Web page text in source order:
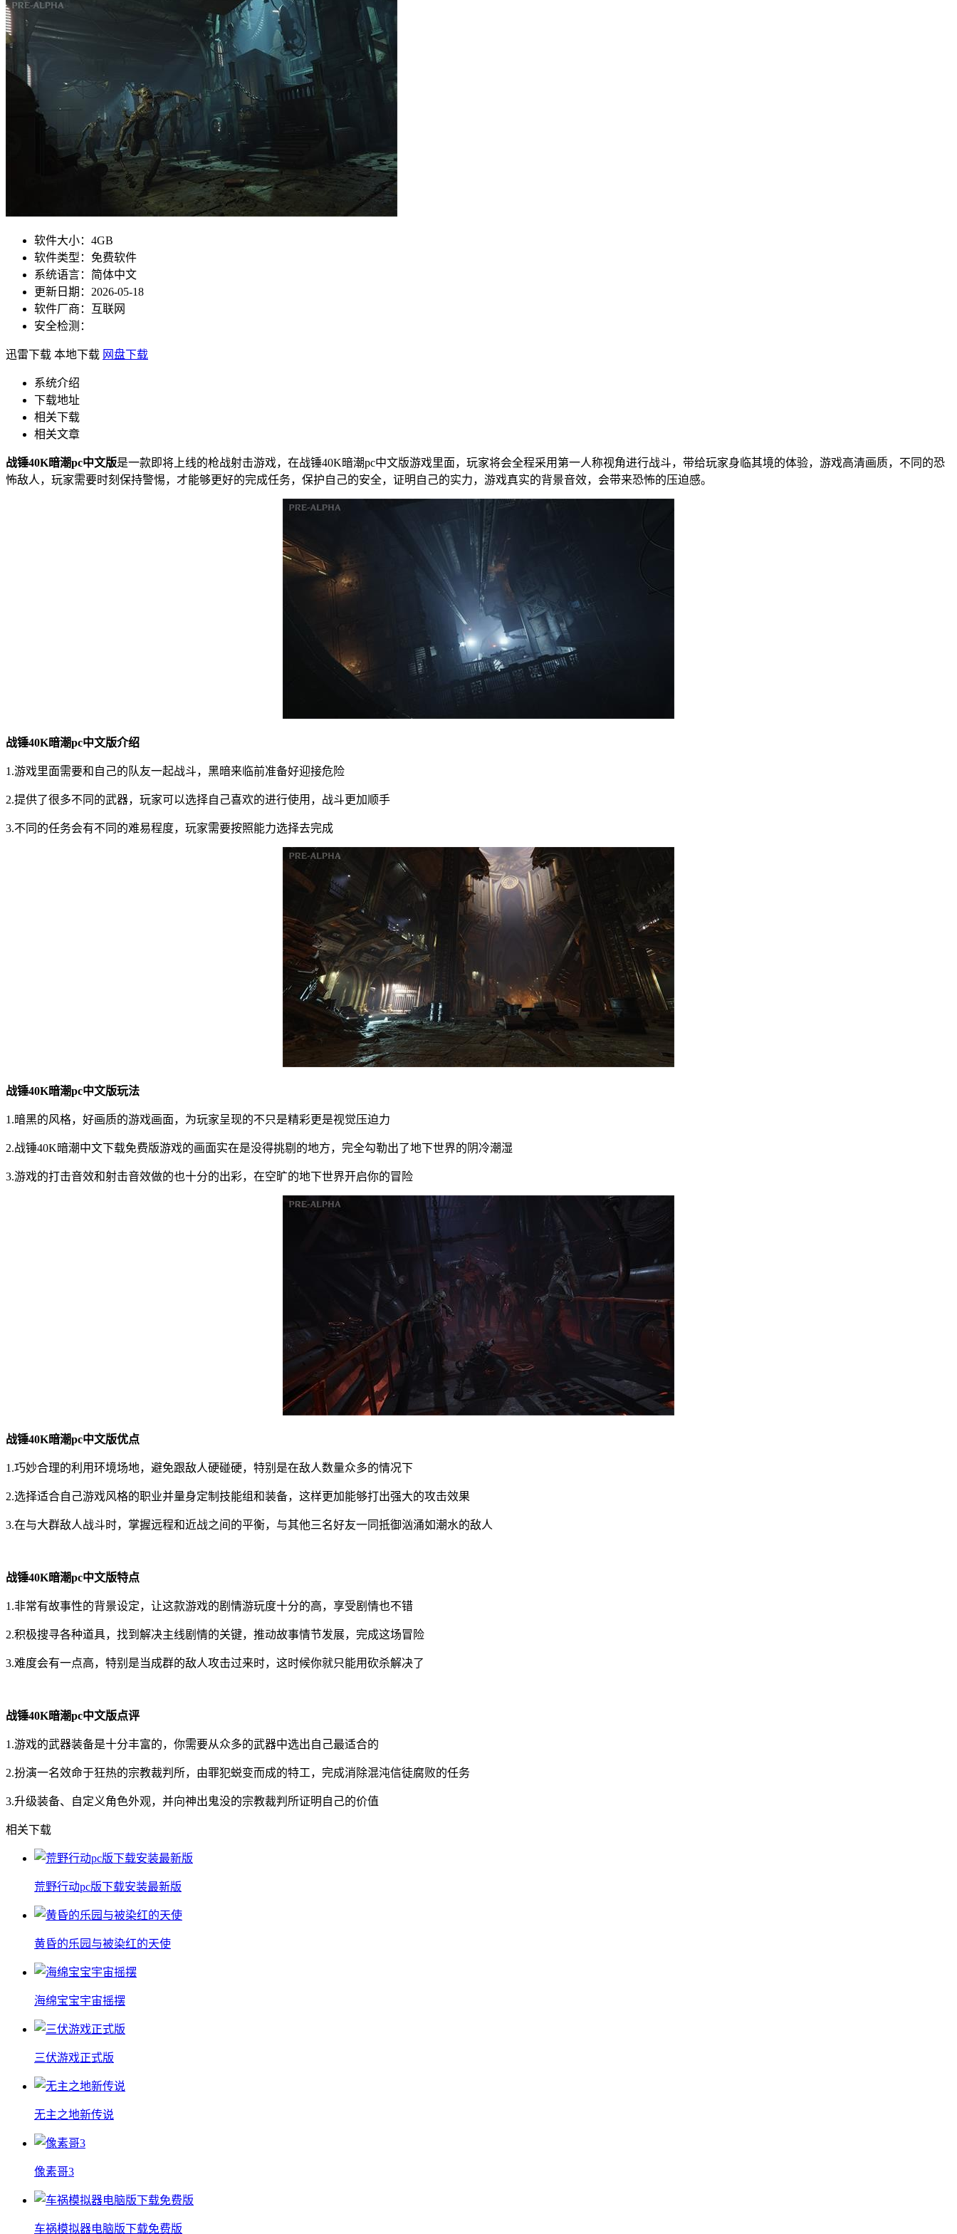
软件大小： 4GB
软件类型： 免费软件
系统语言： 简体中文
更新日期： 2026-05-18
软件厂商： 互联网
安全检测：
迅雷下载 本地下载 网盘下载
系统介绍
下载地址
相关下载
相关文章
战锤40K暗潮pc中文版是一款即将上线的枪战射击游戏，在战锤40K暗潮pc中文版游戏里面，玩家将会全程采用第一人称视角进行战斗，带给玩家身临其境的体验，游戏高清画质，不同的恐
怖敌人，玩家需要时刻保持警惕，才能够更好的完成任务，保护自己的安全，证明自己的实力，游戏真实的背景音效，会带来恐怖的压迫感。
战锤40K暗潮pc中文版介绍
1.游戏里面需要和自己的队友一起战斗，黑暗来临前准备好迎接危险
2.提供了很多不同的武器，玩家可以选择自己喜欢的进行使用，战斗更加顺手
3.不同的任务会有不同的难易程度，玩家需要按照能力选择去完成
战锤40K暗潮pc中文版玩法
1.暗黑的风格，好画质的游戏画面，为玩家呈现的不只是精彩更是视觉压迫力
2.战锤40K暗潮中文下载免费版游戏的画面实在是没得挑剔的地方，完全勾勒出了地下世界的阴冷潮湿
3.游戏的打击音效和射击音效做的也十分的出彩，在空旷的地下世界开启你的冒险
战锤40K暗潮pc中文版优点
1.巧妙合理的利用环境场地，避免跟敌人硬碰硬，特别是在敌人数量众多的情况下
2.选择适合自己游戏风格的职业并量身定制技能组和装备，这样更加能够打出强大的攻击效果
3.在与大群敌人战斗时，掌握远程和近战之间的平衡，与其他三名好友一同抵御汹涌如潮水的敌人
战锤40K暗潮pc中文版特点
1.非常有故事性的背景设定，让这款游戏的剧情游玩度十分的高，享受剧情也不错
2.积极搜寻各种道具，找到解决主线剧情的关键，推动故事情节发展，完成这场冒险
3.难度会有一点高，特别是当成群的敌人攻击过来时，这时候你就只能用砍杀解决了
战锤40K暗潮pc中文版点评
1.游戏的武器装备是十分丰富的，你需要从众多的武器中选出自己最适合的
2.扮演一名效命于狂热的宗教裁判所，由罪犯蜕变而成的特工，完成消除混沌信徒腐败的任务
3.升级装备、自定义角色外观，并向神出鬼没的宗教裁判所证明自己的价值
相关下载
荒野行动pc版下载安装最新版
黄昏的乐园与被染红的天使
海绵宝宝宇宙摇摆
三伏游戏正式版
无主之地新传说
像素哥3
车祸模拟器电脑版下载免费版